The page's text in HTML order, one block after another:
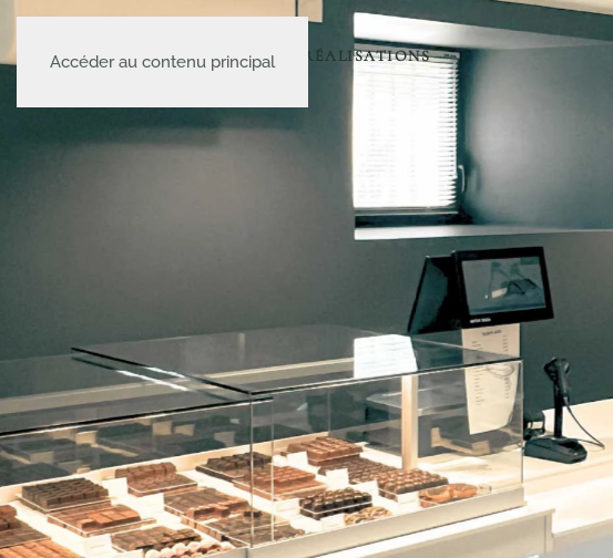
Accéder au contenu principal
A PROPOSLE CATALOGUENOS RÉALISATIONS